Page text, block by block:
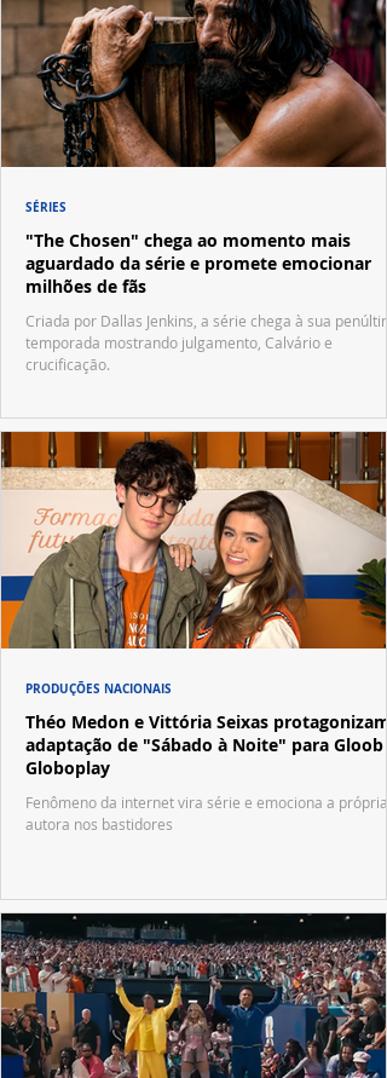
"The Chosen" chega ao momento mais
aguardado da série e promete emocionar
milhões de fãs
Criada por Dallas Jenkins, a série chega à sua
temporada mostrando julgamento, Calvário e
crucificação.
SÉRIES
Théo Medon e Vittória Seixas protagonizam
adaptação de "Sábado à Noite" para Gloob e
Globoplay
Fenômeno da internet vira série e emociona a própria
autora nos bastidores
PRODUÇÕES NACIONAIS